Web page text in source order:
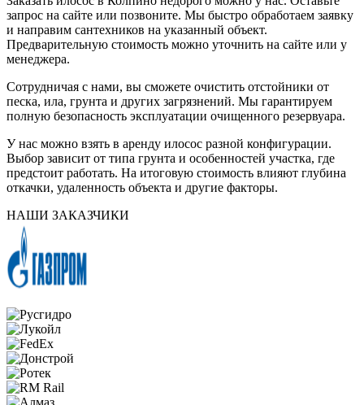
запрос на сайте или позвоните. Мы быстро обработаем заявку
и направим сантехников на указанный объект.
Предварительную стоимость можно уточнить на сайте или у
менеджера.
Сотрудничая с нами, вы сможете очистить отстойники от
песка, ила, грунта и других загрязнений. Мы гарантируем
полную безопасность эксплуатации очищенного резервуара.
У нас можно взять в аренду илосос разной конфигурации.
Выбор зависит от типа грунта и особенностей участка, где
предстоит работать. На итоговую стоимость влияют глубина
откачки, удаленность объекта и другие факторы.
НАШИ ЗАКАЗЧИКИ